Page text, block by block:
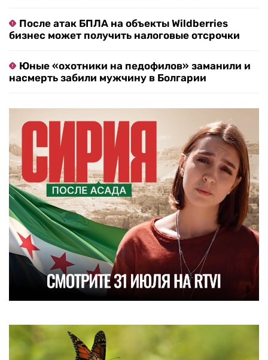
После атак БПЛА на объекты Wildberries
бизнес может получить налоговые отсрочки
Юные «охотники на педофилов» заманили и
насмерть забили мужчину в Болгарии